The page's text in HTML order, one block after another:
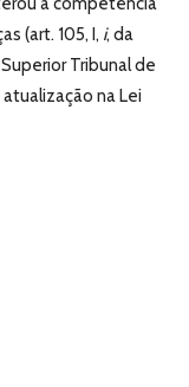
(art. 105, I, i, da
Tribunal de
na Lei